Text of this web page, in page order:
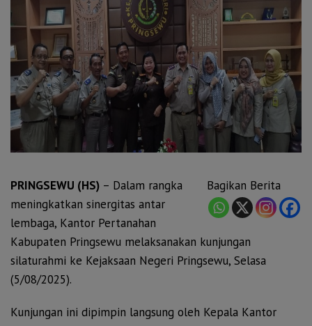
Bagikan Berita
PRINGSEWU (HS) – Dalam rangka
meningkatkan sinergitas antar
lembaga, Kantor Pertanahan
Kabupaten Pringsewu melaksanakan kunjungan
silaturahmi ke Kejaksaan Negeri Pringsewu, Selasa
(5/08/2025).
Kunjungan ini dipimpin langsung oleh Kepala Kantor